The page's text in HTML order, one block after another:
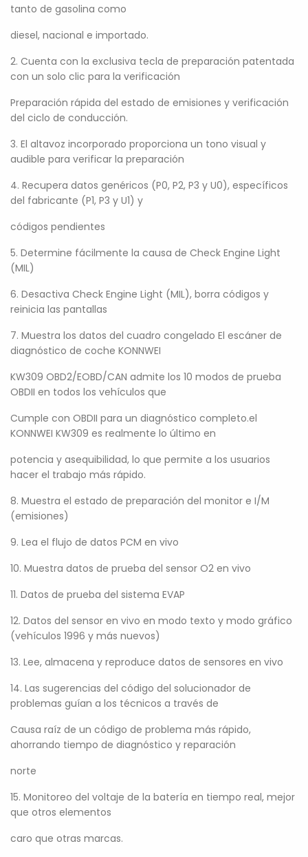
tanto de gasolina como
diesel, nacional e importado.
2. Cuenta con la exclusiva tecla de preparación patentada
con un solo clic para la verificación
Preparación rápida del estado de emisiones y verificación
del ciclo de conducción.
3. El altavoz incorporado proporciona un tono visual y
audible para verificar la preparación
4. Recupera datos genéricos (P0, P2, P3 y U0), específicos
del fabricante (P1, P3 y U1) y
códigos pendientes
5. Determine fácilmente la causa de Check Engine Light
(MIL)
6. Desactiva Check Engine Light (MIL), borra códigos y
reinicia las pantallas
7. Muestra los datos del cuadro congelado El escáner de
diagnóstico de coche KONNWEI
KW309 OBD2/EOBD/CAN admite los 10 modos de prueba
OBDII en todos los vehículos que
Cumple con OBDII para un diagnóstico completo.el
KONNWEI KW309 es realmente lo último en
potencia y asequibilidad, lo que permite a los usuarios
hacer el trabajo más rápido.
8. Muestra el estado de preparación del monitor e I/M
(emisiones)
9. Lea el flujo de datos PCM en vivo
10. Muestra datos de prueba del sensor O2 en vivo
11. Datos de prueba del sistema EVAP
12. Datos del sensor en vivo en modo texto y modo gráfico
(vehículos 1996 y más nuevos)
13. Lee, almacena y reproduce datos de sensores en vivo
14. Las sugerencias del código del solucionador de
problemas guían a los técnicos a través de
Causa raíz de un código de problema más rápido,
ahorrando tiempo de diagnóstico y reparación
norte
15. Monitoreo del voltaje de la batería en tiempo real, mejor
que otros elementos
caro que otras marcas.